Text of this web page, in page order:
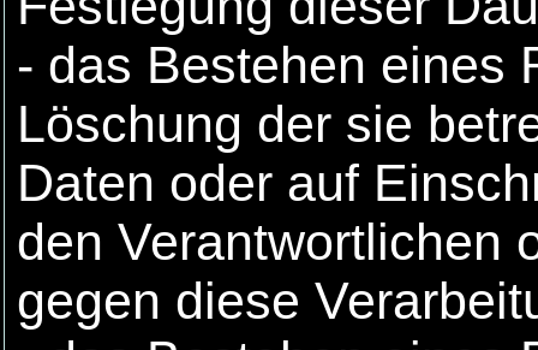
- das Bestehen eines
Löschung der sie
Daten oder auf
den Verantwortlichen
gegen diese